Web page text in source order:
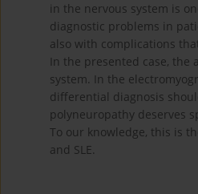
in the nervous system is
diagnostic problems in
also with complications
In the presented case,
system. In the
differential diagnosis
polyneuropathy deserves
To our knowledge, this is
and SLE.